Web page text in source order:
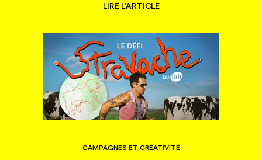
LIRE L'ARTICLE
CAMPAGNES ET CRÉATIVITÉ